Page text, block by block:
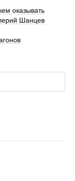
оказывать
Шанцев